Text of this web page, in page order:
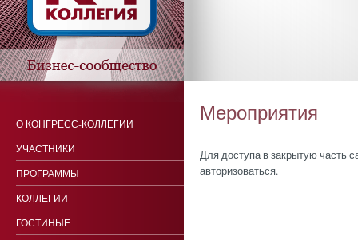
Мероприятия
Для доступа в закрытую часть
авторизоваться.
О КОНГРЕСС-КОЛЛЕГИИ
УЧАСТНИКИ
ПРОГРАММЫ
КОЛЛЕГИИ
ГОСТИНЫЕ